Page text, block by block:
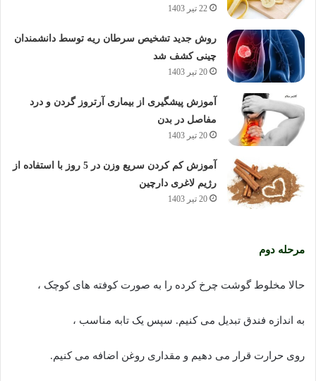
22 تیر 1403
روش جدید تشخیص سرطان ریه توسط دانشمندان
چینی کشف شد
20 تیر 1403
آموزش پیشگیری از بیماری آرتروز گردن و درد
مفاصل در بدن
20 تیر 1403
آموزش کم کردن سریع وزن در 5 روز با استفاده از
رژیم لاغری دارچین
20 تیر 1403
مرحله دوم
حالا مخلوط گوشت چرخ کرده را به صورت کوفته های کوچک ،
به اندازه فندق تبدیل می کنیم. سپس یک تابه مناسب ،
روی حرارت قرار می دهیم و مقداری روغن اضافه می کنیم.